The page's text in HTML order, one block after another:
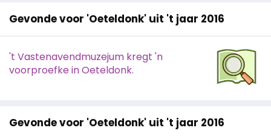
Gevonde voor 'Oeteldonk' uit 't jaar 2016
't Vastenavendmuzejum kregt 'n
voorproefke in Oeteldonk.
Gevonde voor 'Oeteldonk' uit 't jaar 2016